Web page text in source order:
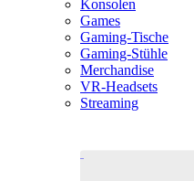
Konsolen
Games
Gaming-Tische
Gaming-Stühle
Merchandise
VR-Headsets
Streaming